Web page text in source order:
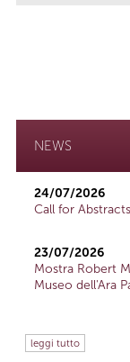
NEWS
24/07/2026
Call for
23/07/2026
Mostra Robert
Museo dell'Ara
leggi tutto